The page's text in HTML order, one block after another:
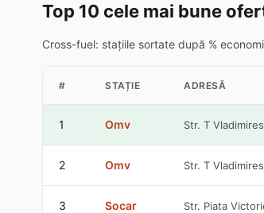
Top 10 cele mai bune
Cross-fuel: stațiile sortate după %
# STAȚIE ADRESĂ
1 Omv Str. T
2 Omv Str. T
3 Socar Str. Piata